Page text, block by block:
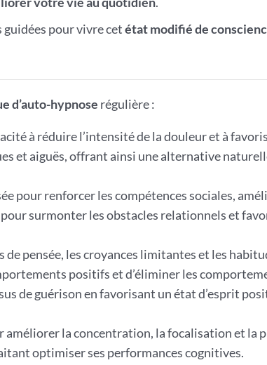
pour vivre cetétat modifié de
d’auto-hypnose régulière :
à réduire l’intensité de la douleur et à
et aiguës, offrant ainsi une alternative
pour renforcer les compétences sociales,
surmonter les obstacles relationnels et
pensée, les croyances limitantes et les
positifs et d’éliminer les
de guérison en favorisant un état d’esprit
améliorer la concentration, la focalisation et la
optimiser ses performances cognitives.